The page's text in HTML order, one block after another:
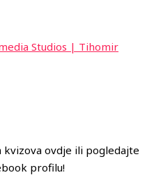
Studios | Tihomir
kvizova ovdje ili pogledajte
profilu!